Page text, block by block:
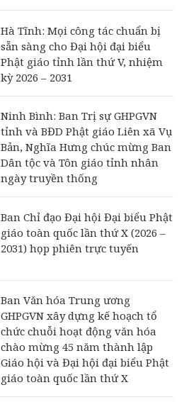
Hà Tĩnh: Mọi công tác chuẩn bị
sẵn sàng cho Đại hội đại biểu
Phật giáo tỉnh lần thứ V, nhiệm
kỳ 2026 – 2031
Ninh Bình: Ban Trị sự GHPGVN
tỉnh và BĐD Phật giáo Liên xã Vụ
Bản, Nghĩa Hưng chúc mừng Ban
Dân tộc và Tôn giáo tỉnh nhân
ngày truyền thống
Ban Chỉ đạo Đại hội Đại biểu Phật
giáo toàn quốc lần thứ X (2026 –
2031) họp phiên trực tuyến
Ban Văn hóa Trung ương
GHPGVN xây dựng kế hoạch tổ
chức chuỗi hoạt động văn hóa
chào mừng 45 năm thành lập
Giáo hội và Đại hội đại biểu Phật
giáo toàn quốc lần thứ X